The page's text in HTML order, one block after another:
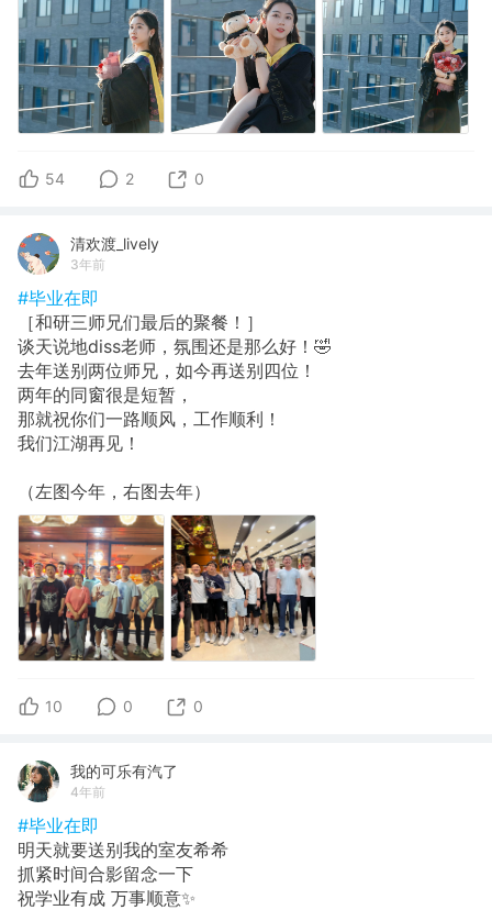
54 2 0
清欢渡_lively
3年前
#毕业在即
［和研三师兄们最后的聚餐！］
谈天说地diss老师，氛围还是那么好！🤣
去年送别两位师兄，如今再送别四位！
两年的同窗很是短暂，
那就祝你们一路顺风，工作顺利！
我们江湖再见！
（左图今年，右图去年）
10 0 0
我的可乐有汽了
4年前
#毕业在即
明天就要送别我的室友希希
抓紧时间合影留念一下
祝学业有成 万事顺意✨